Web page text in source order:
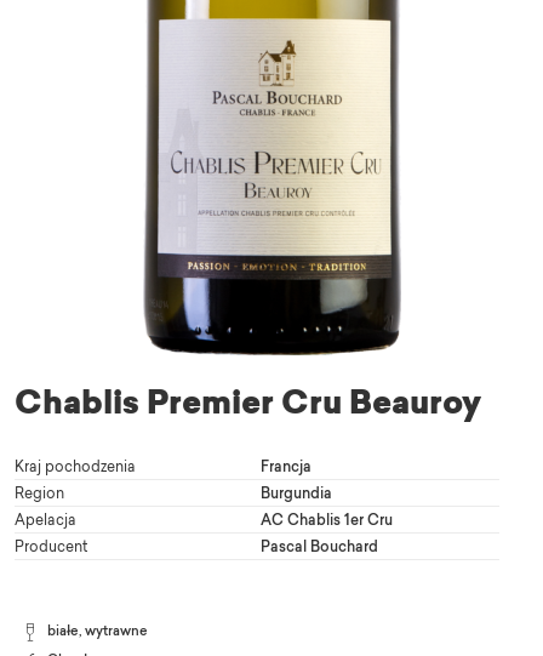
Chablis Premier Cru Beauroy
Kraj pochodzenia
Francja
Region
Burgundia
Apelacja
AC Chablis 1er Cru
Producent
Pascal Bouchard
białe, wytrawne